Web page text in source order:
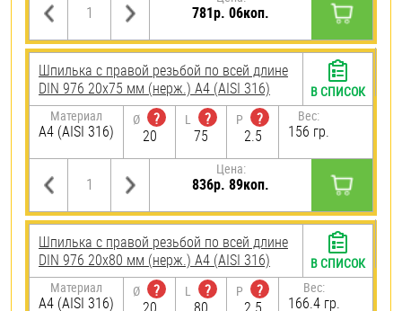
781р. 06коп.
Шпилька с правой резьбой по всей длине
DIN 976 20х75 мм (нерж.) A4 (AISI 316)
Материал
A4 (AISI 316)
Ø
?
20
L
?
75
P
?
2.5
Вес:
156 гр.
Цена:
836р. 89коп.
В СПИСОК
Шпилька с правой резьбой по всей длине
DIN 976 20х80 мм (нерж.) A4 (AISI 316)
Материал
A4 (AISI 316)
Ø
?
L
?
P
?
Вес:
166.4 гр.
В СПИСОК